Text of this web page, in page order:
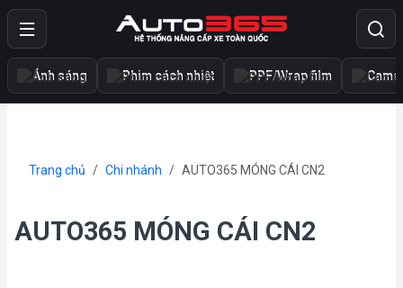
Ánh sáng Phim cách nhiệt PPF/Wrap film
Trang chủ Chi nhánh AUTO365 MÓNG CÁI CN2
AUTO365 MÓNG CÁI CN2